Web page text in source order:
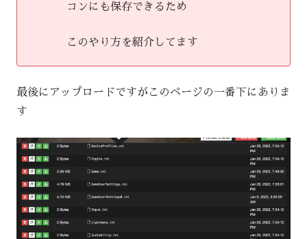
コンにも保存できるため
このやり方を紹介してます
最後にアップロードですがこのページの一番下にありま
す